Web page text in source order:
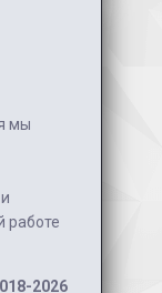
мы
работе
2026